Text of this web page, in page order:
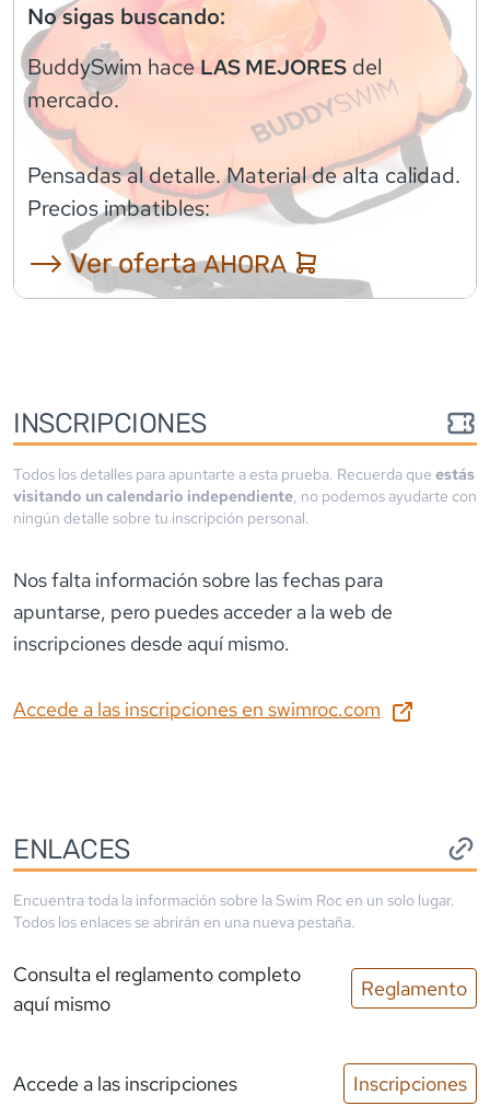
No sigas buscando:
BuddySwim haceLAS MEJORES del
mercado.
Pensadas al detalle. Material de alta calidad.
Precios imbatibles:
⟶ Ver ofertaAHORA
INSCRIPCIONES
Todos los detalles para apuntarte a esta prueba. Recuerda que estás
visitando un calendario independiente, no podemos ayudarte con
ningún detalle sobre tu inscripción personal.
Nos falta información sobre las fechas para
apuntarse, pero puedes acceder a la web de
inscripciones desde aquí mismo.
Accede a las inscripciones en swimroc.com
ENLACES
Encuentra toda la información sobre laSwim Roc en un solo lugar.
Todos los enlaces se abrirán en una nueva pestaña.
Consulta el reglamento completo
aquí mismo
Reglamento
Accede a las inscripciones Inscripciones